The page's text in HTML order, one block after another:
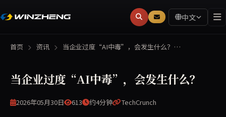
中文
首页 资讯 当企业过度“AI中毒”，会发生什么？…
当企业过度“AI中毒”，会发生什么？
2026年05月30日 613 约4分钟 TechCrunch